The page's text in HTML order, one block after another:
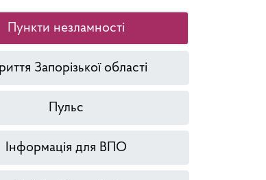
Пункти незламності
Запорізької області
Пульс
Інформація для ВПО